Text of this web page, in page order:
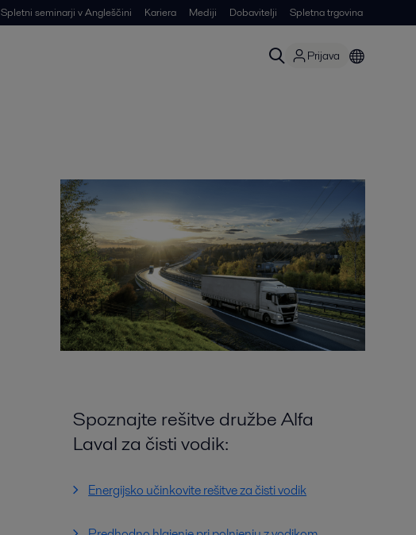
Spletni seminarji v Angleščini Kariera Mediji Dobavitelji Spletna trgovina
Prijava
Spoznajte rešitve družbe Alfa
Laval za čisti vodik:
Energijsko učinkovite rešitve za čisti vodik